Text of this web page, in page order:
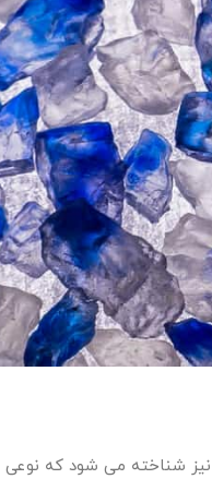
نیز شناخته می شود که نوعی